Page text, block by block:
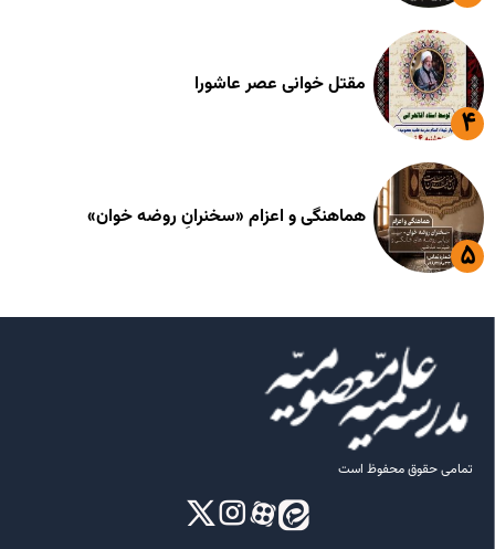
مقتل خوانی عصر عاشورا
هماهنگی و اعزام «سخنرانِ روضه خوان»
تمامی حقوق محفوظ است